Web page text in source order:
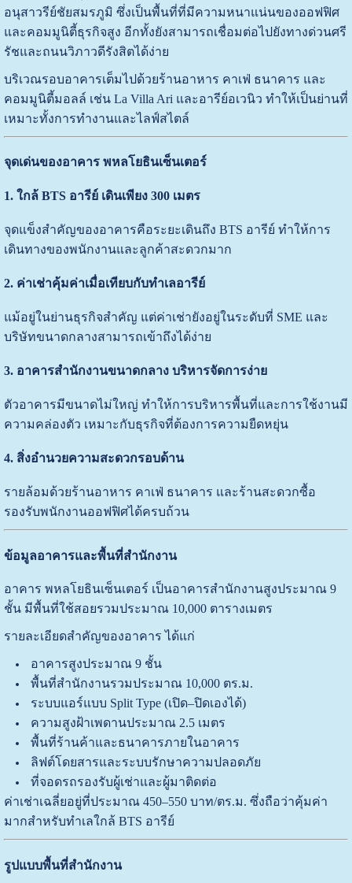
อนุสาวรีย์ชัยสมรภูมิ ซึ่งเป็นพื้นที่ที่มีความหนาแน่นของออฟฟิศ
และคอมมูนิตี้ธุรกิจสูง อีกทั้งยังสามารถเชื่อมต่อไปยังทางด่วนศรี
รัชและถนนวิภาวดีรังสิตได้ง่าย
บริเวณรอบอาคารเต็มไปด้วยร้านอาหาร คาเฟ่ ธนาคาร และ
คอมมูนิตี้มอลล์ เช่น La Villa Ari และอารีย์อเวนิว ทำให้เป็นย่านที่
เหมาะทั้งการทำงานและไลฟ์สไตล์
จุดเด่นของอาคาร พหลโยธินเซ็นเตอร์
1. ใกล้ BTS อารีย์ เดินเพียง 300 เมตร
จุดแข็งสำคัญของอาคารคือระยะเดินถึง BTS อารีย์ ทำให้การ
เดินทางของพนักงานและลูกค้าสะดวกมาก
2. ค่าเช่าคุ้มค่าเมื่อเทียบกับทำเลอารีย์
แม้อยู่ในย่านธุรกิจสำคัญ แต่ค่าเช่ายังอยู่ในระดับที่ SME และ
บริษัทขนาดกลางสามารถเข้าถึงได้ง่าย
3. อาคารสำนักงานขนาดกลาง บริหารจัดการง่าย
ตัวอาคารมีขนาดไม่ใหญ่ ทำให้การบริหารพื้นที่และการใช้งานมี
ความคล่องตัว เหมาะกับธุรกิจที่ต้องการความยืดหยุ่น
4. สิ่งอำนวยความสะดวกรอบด้าน
รายล้อมด้วยร้านอาหาร คาเฟ่ ธนาคาร และร้านสะดวกซื้อ
รองรับพนักงานออฟฟิศได้ครบถ้วน
ข้อมูลอาคารและพื้นที่สำนักงาน
อาคาร พหลโยธินเซ็นเตอร์ เป็นอาคารสำนักงานสูงประมาณ 9
ชั้น มีพื้นที่ใช้สอยรวมประมาณ 10,000 ตารางเมตร
รายละเอียดสำคัญของอาคาร ได้แก่
อาคารสูงประมาณ 9 ชั้น
พื้นที่สำนักงานรวมประมาณ 10,000 ตร.ม.
ระบบแอร์แบบ Split Type (เปิด–ปิดเองได้)
ความสูงฝ้าเพดานประมาณ 2.5 เมตร
พื้นที่ร้านค้าและธนาคารภายในอาคาร
ลิฟต์โดยสารและระบบรักษาความปลอดภัย
ที่จอดรถรองรับผู้เช่าและผู้มาติดต่อ
ค่าเช่าเฉลี่ยอยู่ที่ประมาณ 450–550 บาท/ตร.ม. ซึ่งถือว่าคุ้มค่า
มากสำหรับทำเลใกล้ BTS อารีย์
รูปแบบพื้นที่สำนักงาน